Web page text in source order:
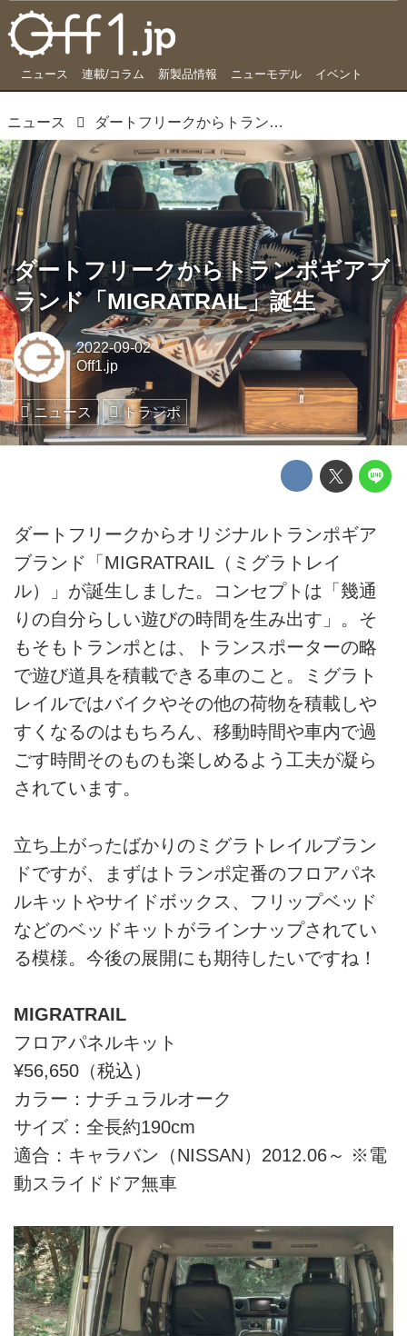
ニュース 連載/コラム 新製品情報 ニューモデル イベント
ニュース ダートフリークからトランポギアブランド「MIGRATRAIL」誕生
ダートフリークからトランポギアブ
ランド「MIGRATRAIL」誕生
2022-09-02
Off1.jp
ニュース トランポ
ダートフリークからオリジナルトランポギア
ブランド「MIGRATRAIL（ミグラトレイ
ル）」が誕生しました。コンセプトは「幾通
りの自分らしい遊びの時間を生み出す」。そ
もそもトランポとは、トランスポーターの略
で遊び道具を積載できる車のこと。ミグラト
レイルではバイクやその他の荷物を積載しや
すくなるのはもちろん、移動時間や車内で過
ごす時間そのものも楽しめるよう工夫が凝ら
されています。
立ち上がったばかりのミグラトレイルブラン
ドですが、まずはトランポ定番のフロアパネ
ルキットやサイドボックス、フリップベッド
などのベッドキットがラインナップされてい
る模様。今後の展開にも期待したいですね！
MIGRATRAIL
フロアパネルキット
¥56,650（税込）
カラー：ナチュラルオーク
サイズ：全長約190cm
適合：キャラバン（NISSAN）2012.06～ ※電
動スライドドア無車